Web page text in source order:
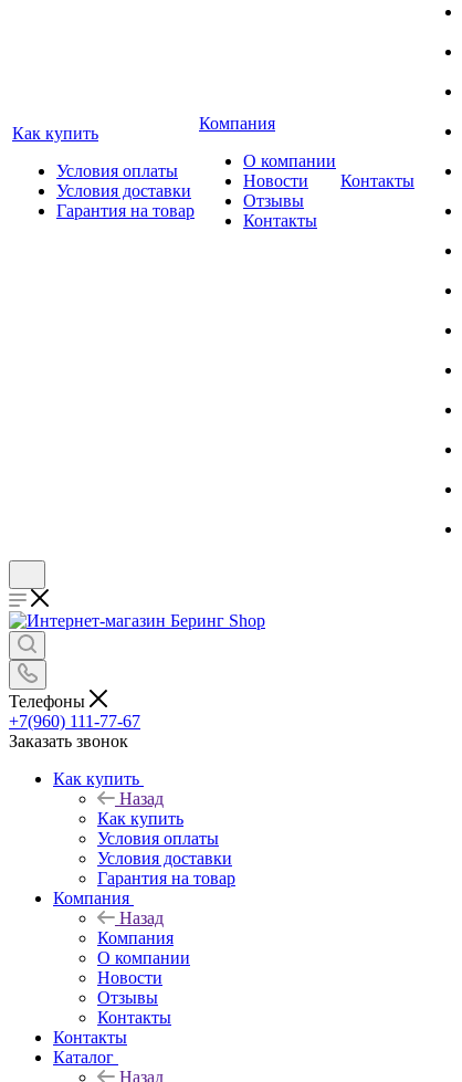
Как купить
Условия оплаты
Условия доставки
Гарантия на товар
Компания
О компании
Новости
Отзывы
Контакты
Контакты
Телефоны
+7(960) 111-77-67
Заказать звонок
Как купить
Назад
Как купить
Условия оплаты
Условия доставки
Гарантия на товар
Компания
Назад
Компания
О компании
Новости
Отзывы
Контакты
Контакты
Каталог
Назад